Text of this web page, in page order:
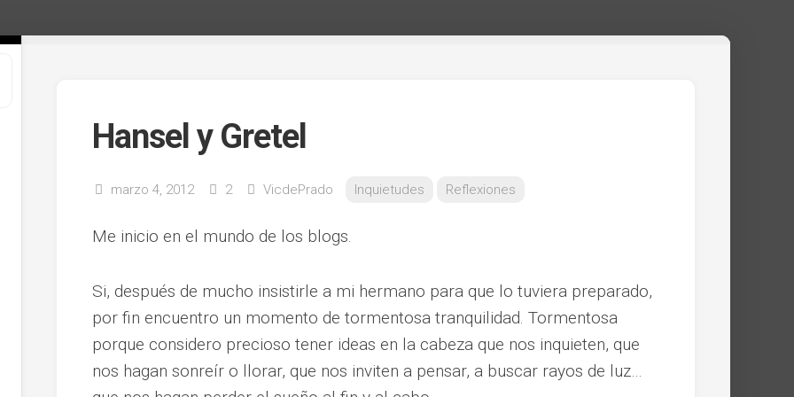
Hansel y Gretel
marzo 4, 2012 2 VicdePrado Inquietudes Reflexiones
Me inicio en el mundo de los blogs.
Si, después de mucho insistirle a mi hermano para que lo tuviera preparado,
por fin encuentro un momento de tormentosa tranquilidad. Tormentosa
porque considero precioso tener ideas en la cabeza que nos inquieten, que
nos hagan sonreír o llorar, que nos inviten a pensar, a buscar rayos de luz…